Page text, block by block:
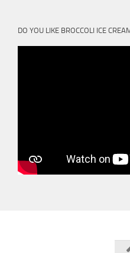
DO YOU LIKE BROCCOLI ICE